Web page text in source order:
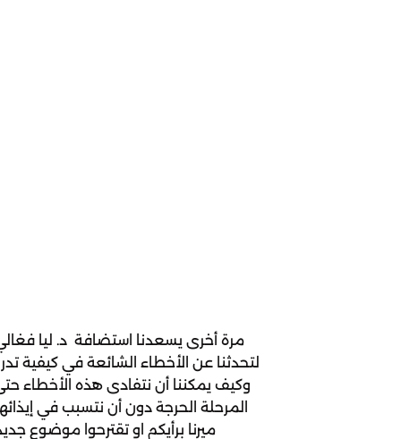
مرة أخرى يسعدنا استضافة د. ليا
لتحدثنا عن الأخطاء الشائعة في كيفية
وكيف يمكننا أن نتفادى هذه الأخطاء
المرحلة الحرجة دون أن نتسبب في
ميرنا برأيكم او تقترحوا موضوع